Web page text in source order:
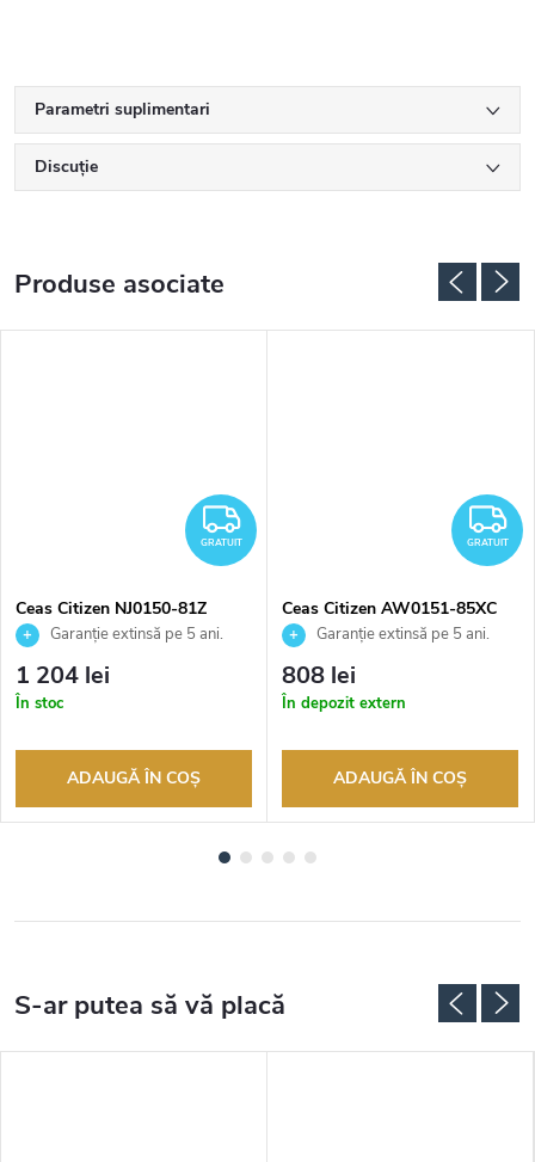
Parametri suplimentari
Discuţie
Produse asociate
GRATUIT
GRATUIT
Ceas Citizen NJ0150-81Z
Garanție extinsă pe 5 ani.
Până la 100 de zile pentru
returnarea bunurilor. Vânzător
1 204 lei
În stoc
ADAUGĂ ÎN COŞ
GRATUIT
Ceas Citizen AW0151-85XC
Garanție extinsă pe 5 ani.
Până la 100 de zile pentru
returnarea bunurilor. Vânzător
autorizat
808 lei
În depozit extern
ADAUGĂ ÎN COŞ